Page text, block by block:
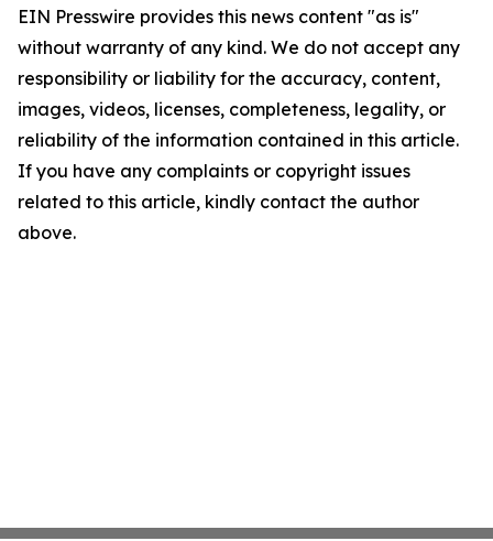
EIN Presswire provides this news content "as is"
without warranty of any kind. We do not accept any
responsibility or liability for the accuracy, content,
images, videos, licenses, completeness, legality, or
reliability of the information contained in this article.
If you have any complaints or copyright issues
related to this article, kindly contact the author
above.